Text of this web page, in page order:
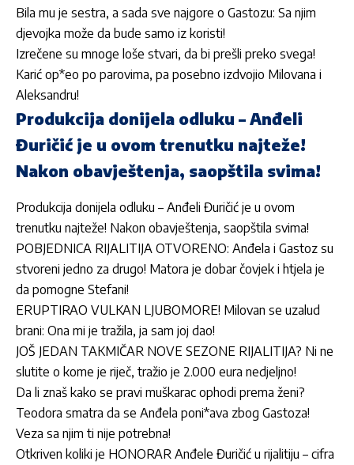
Bila mu je sestra, a sada sve najgore o Gastozu: Sa njim
djevojka može da bude samo iz koristi!
Izrečene su mnoge loše stvari, da bi prešli preko svega!
Karić op*eo po parovima, pa posebno izdvojio Milovana i
Aleksandru!
Produkcija donijela odluku – Anđeli
Đuričić je u ovom trenutku najteže!
Nakon obavještenja, saopštila svima!
Produkcija donijela odluku – Anđeli Đuričić je u ovom
trenutku najteže! Nakon obavještenja, saopštila svima!
POBJEDNICA RIJALITIJA OTVORENO: Anđela i Gastoz su
stvoreni jedno za drugo! Matora je dobar čovjek i htjela je
da pomogne Stefani!
ERUPTIRAO VULKAN LJUBOMORE! Milovan se uzalud
brani: Ona mi je tražila, ja sam joj dao!
JOŠ JEDAN TAKMIČAR NOVE SEZONE RIJALITIJA? Ni ne
slutite o kome je riječ, tražio je 2.000 eura nedjeljno!
Da li znaš kako se pravi muškarac ophodi prema ženi?
Teodora smatra da se Anđela poni*ava zbog Gastoza!
Veza sa njim ti nije potrebna!
Otkriven koliki je HONORAR Anđele Đuričić u rijalitiju – cifra